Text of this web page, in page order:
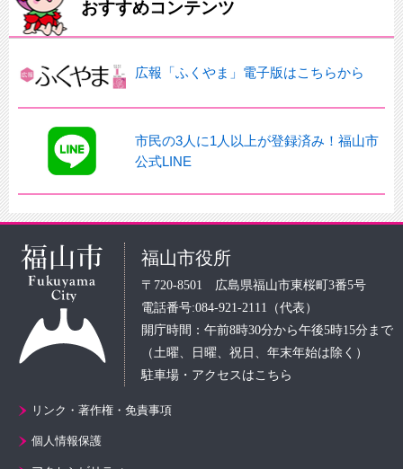
おすすめコンテンツ
広報「ふくやま」電子版はこちらから
市民の3人に1人以上が登録済み！福山市
公式LINE
福山市役所
〒720-8501 広島県福山市東桜町3番5号
電話番号:084-921-2111（代表）
開庁時間：午前8時30分から午後5時15分まで
（土曜、日曜、祝日、年末年始は除く）
駐車場・アクセスはこちら
リンク・著作権・免責事項
個人情報保護